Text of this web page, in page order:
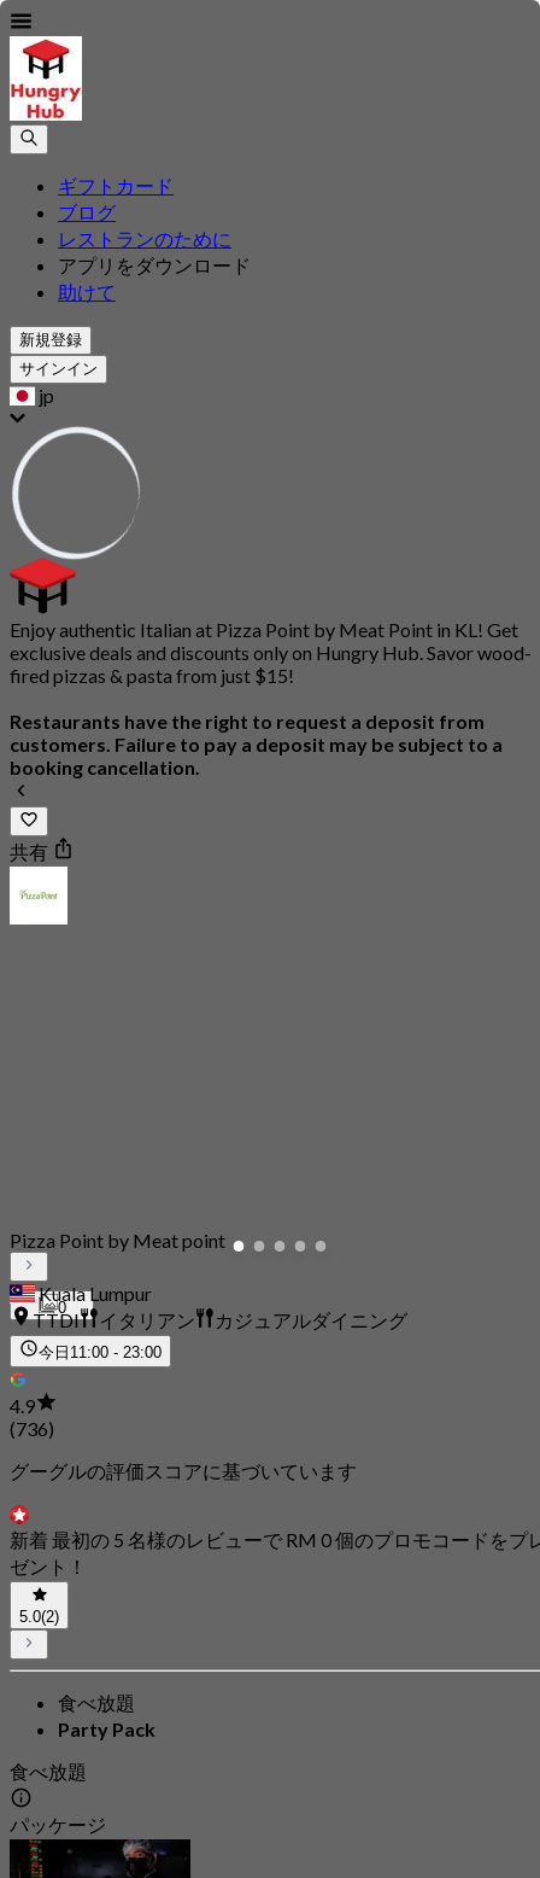
ギフトカード
ブログ
レストランのために
アプリをダウンロード
助けて
新規登録
サインイン
jp
Enjoy authentic Italian at Pizza Point by Meat Point in KL! Get
exclusive deals and discounts only on Hungry Hub. Savor wood-
fired pizzas & pasta from just $15!
Restaurants have the right to request a deposit from
customers. Failure to pay a deposit may be subject to a
booking cancellation.
共有
0
Pizza Point by Meat point
Kuala Lumpur
TTDI
イタリアン カジュアルダイニング
今日 11:00 - 23:00
4.9
(736)
グーグルの評価スコアに基づいています
新着 最初の 5 名様のレビューで RM 0 個のプロモコードをプ
ゼント！
5.0(2)
食べ放題
Party Pack
食べ放題
パッケージ